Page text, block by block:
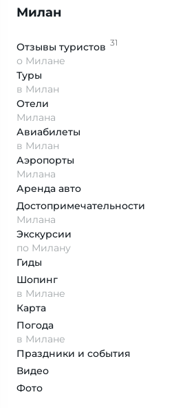
Милан
Отзывы туристов 31
о Милане
Туры
в Милан
Отели
Милана
Авиабилеты
в Милан
Аэропорты
Милана
Аренда авто
Достопримеча­тельности
Милана
Экскурсии
по Милану
Гиды
Шопинг
в Милане
Карта
Погода
в Милане
Праздники и события
Видео
Фото